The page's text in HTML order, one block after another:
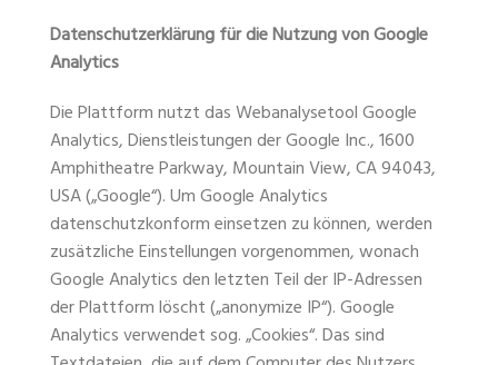
Datenschutzerklärung für die Nutzung von Google
Analytics
Die Plattform nutzt das Webanalysetool Google
Analytics, Dienstleistungen der Google Inc., 1600
Amphitheatre Parkway, Mountain View, CA 94043,
USA („Google“). Um Google Analytics
datenschutzkonform einsetzen zu können, werden
zusätzliche Einstellungen vorgenommen, wonach
Google Analytics den letzten Teil der IP-Adressen
der Plattform löscht („anonymize IP“). Google
Analytics verwendet sog. „Cookies“. Das sind